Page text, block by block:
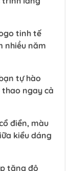
tinh tế
nhiều năm
tự hào
thao ngay cả
điển, màu
kiểu dáng
tăng độ